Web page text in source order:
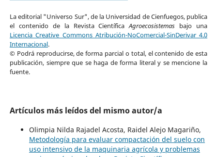
La editorial "Universo Sur", de la Universidad de Cienfuegos, publica
el contenido de la Revista Científica Agroecosistemas bajo una
Licencia Creative Commons Atribución-NoComercial-SinDerivar 4.0
Internacional.
© Podrá reproducirse, de forma parcial o total, el contenido de esta
publicación, siempre que se haga de forma literal y se mencione la
fuente.
Artículos más leídos del mismo autor/a
Olimpia Nilda Rajadel Acosta, Raidel Alejo Magariño,
Metodología para evaluar compactación del suelo con
uso intensivo de la maquinaria agrícola y problemas